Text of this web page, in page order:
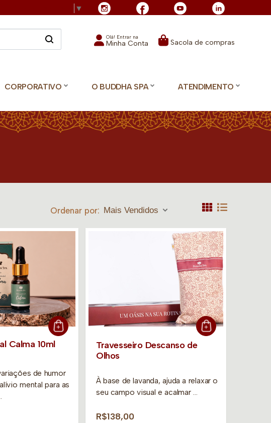
▼
Olá! Entrar na
Minha Conta Sacola de compras
CORPORATIVO O BUDDHA SPA ATENDIMENTO
Ordenar por: Mais Vendidos
Calma 10ml
de humor
mental para as
Travesseiro Descanso de
Olhos
À base de lavanda, ajuda a relaxar o
seu campo visual e acalmar …
R$138,00